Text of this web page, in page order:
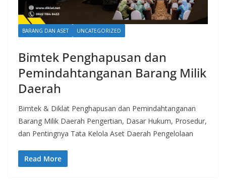
BARANG DAN ASET UNCATEGORIZED
Bimtek Penghapusan dan
Pemindahtanganan Barang Milik
Daerah
Bimtek & Diklat Penghapusan dan Pemindahtanganan
Barang Milik Daerah Pengertian, Dasar Hukum, Prosedur,
dan Pentingnya Tata Kelola Aset Daerah Pengelolaan
Read More